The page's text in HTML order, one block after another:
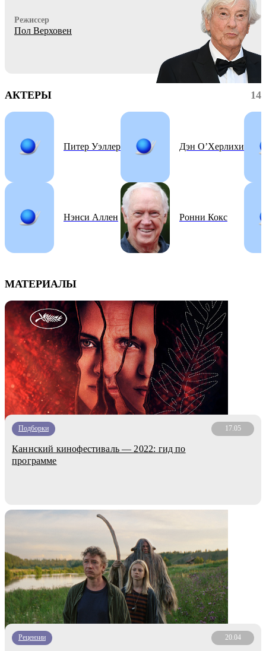
Режиссер
Пол Верховен
АКТЕРЫ 14
Питер Уэллер
Нэнси Аллен
Дэн О’Херлихи
Ронни Кокс
МАТЕРИАЛЫ
Подборки 17.05
Каннский кинофестиваль — 2022: гид по
программе
Рецензии 20.04